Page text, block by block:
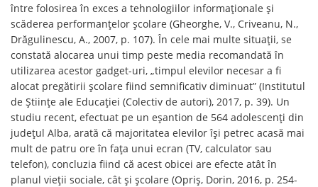
între folosirea în exces a tehnologiilor informaționale și
scăderea performanțelor școlare (Gheorghe, V., Criveanu, N.,
Drăgulinescu, A., 2007, p. 107). În cele mai multe situații, se
constată alocarea unui timp peste media recomandată în
utilizarea acestor gadget-uri, „timpul elevilor necesar a fi
alocat pregătirii școlare fiind semnificativ diminuat” (Institutul
de Științe ale Educației (Colectiv de autori), 2017, p. 39). Un
studiu recent, efectuat pe un eșantion de 564 adolescenţi din
judeţul Alba, arată că majoritatea elevilor îşi petrec acasă mai
mult de patru ore în faţa unui ecran (TV, calculator sau
telefon), concluzia fiind că acest obicei are efecte atât în
planul vieţii sociale, cât şi şcolare (Opriş, Dorin, 2016, p. 254-